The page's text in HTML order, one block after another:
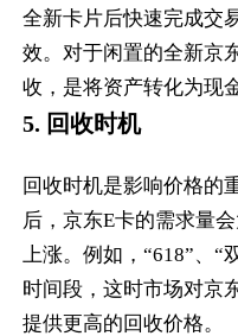
全新卡片后快速完成交
效。对于闲置的全新京
收，是将资产转化为现
5. 回收时机
回收时机是影响价格的
后，京东E卡的需求量
上涨。例如，“618”、
时间段，这时市场对京
提供更高的回收价格。